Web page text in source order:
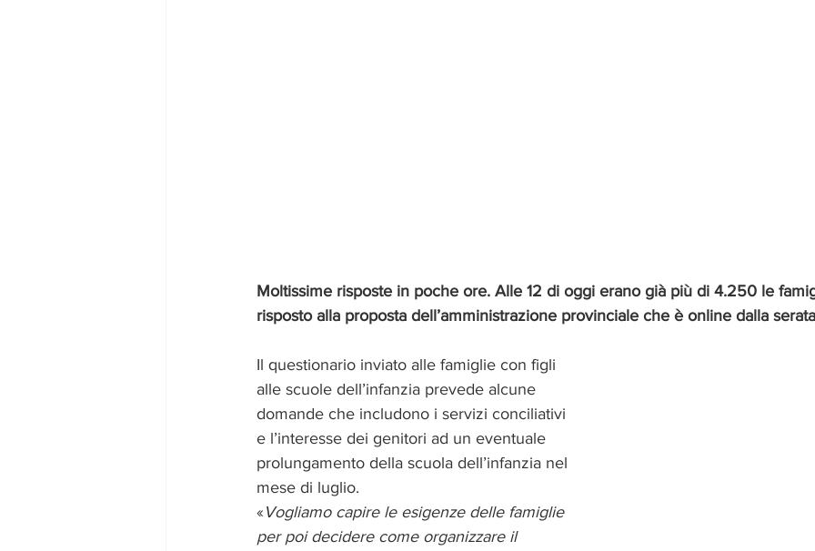
Moltissime risposte in poche ore. Alle 12 di oggi erano già più di 4.250 le
risposto alla proposta dell’amministrazione provinciale che è online dalla
Il questionario inviato alle famiglie con figli
alle scuole dell’infanzia prevede alcune
domande che includono i servizi conciliativi
e l’interesse dei genitori ad un eventuale
prolungamento della scuola dell’infanzia nel
mese di luglio.
« Vogliamo capire le esigenze delle famiglie
per poi decidere come organizzare il